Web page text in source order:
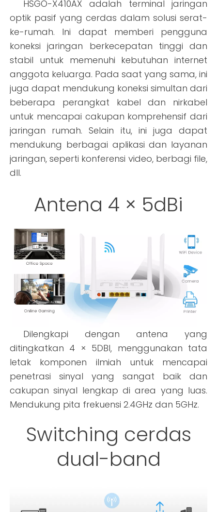
HSGO-X410AX adalah terminal jaringan
optik pasif yang cerdas dalam solusi serat-
ke-rumah. Ini dapat memberi pengguna
koneksi jaringan berkecepatan tinggi dan
stabil untuk memenuhi kebutuhan internet
anggota keluarga. Pada saat yang sama, ini
juga dapat mendukung koneksi simultan dari
beberapa perangkat kabel dan nirkabel
untuk mencapai cakupan komprehensif dari
jaringan rumah. Selain itu, ini juga dapat
mendukung berbagai aplikasi dan layanan
jaringan, seperti konferensi video, berbagi file,
dll.
Antena 4 × 5dBi
Dilengkapi dengan antena yang
ditingkatkan 4 × 5DBI, menggunakan tata
letak komponen ilmiah untuk mencapai
penetrasi sinyal yang sangat baik dan
cakupan sinyal lengkap di area yang luas.
Mendukung pita frekuensi 2.4GHz dan 5GHz.
Switching cerdas
dual-band